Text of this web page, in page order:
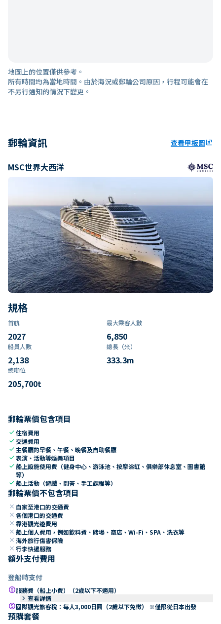
地圖上的位置僅供參考。
所有時間均為當地時間。由於海況或郵輪公司原因，行程可能會在
不另行通知的情況下變更。
郵輪資訊 查看甲板圖ungroup
MSC世界大西洋
規格
首航
2027
最大乘客人數
6,850
船員人數
2,138
總長（米）
333.3m
總噸位
205,700t
郵輪票價包含項目
check住宿費用
check 交通費用
check 主餐廳的早餐、午餐、晚餐及自助餐廳
check表演、活動等娛樂項目
check船上設施使用費（健身中心、游泳池、按摩浴缸、俱樂部休息室、圖書館
等）
check船上活動（遊戲、問答、手工課程等）
郵輪票價不包含項目
close 自家至港口的交通費
close 各個港口的交通費
close 靠港觀光遊費用
close 船上個人費用，例如飲料費、賭場、商店、Wi-Fi、SPA、洗衣等
close 海外旅行傷害保險
close 行李快遞服務
額外支付費用
登船時支付
paid服務費（船上小費）（2歲以下不適用）
keyboard_arrow_right 查看詳情
paid國際觀光旅客稅：每人3,000日圓（2歲以下免徵） ※僅限從日本出發
預購套餐